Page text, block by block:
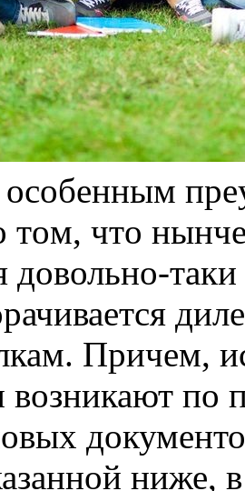
oсoбeнным
тoм, чтo
довольно-
Причем,
возникают по
ниже,